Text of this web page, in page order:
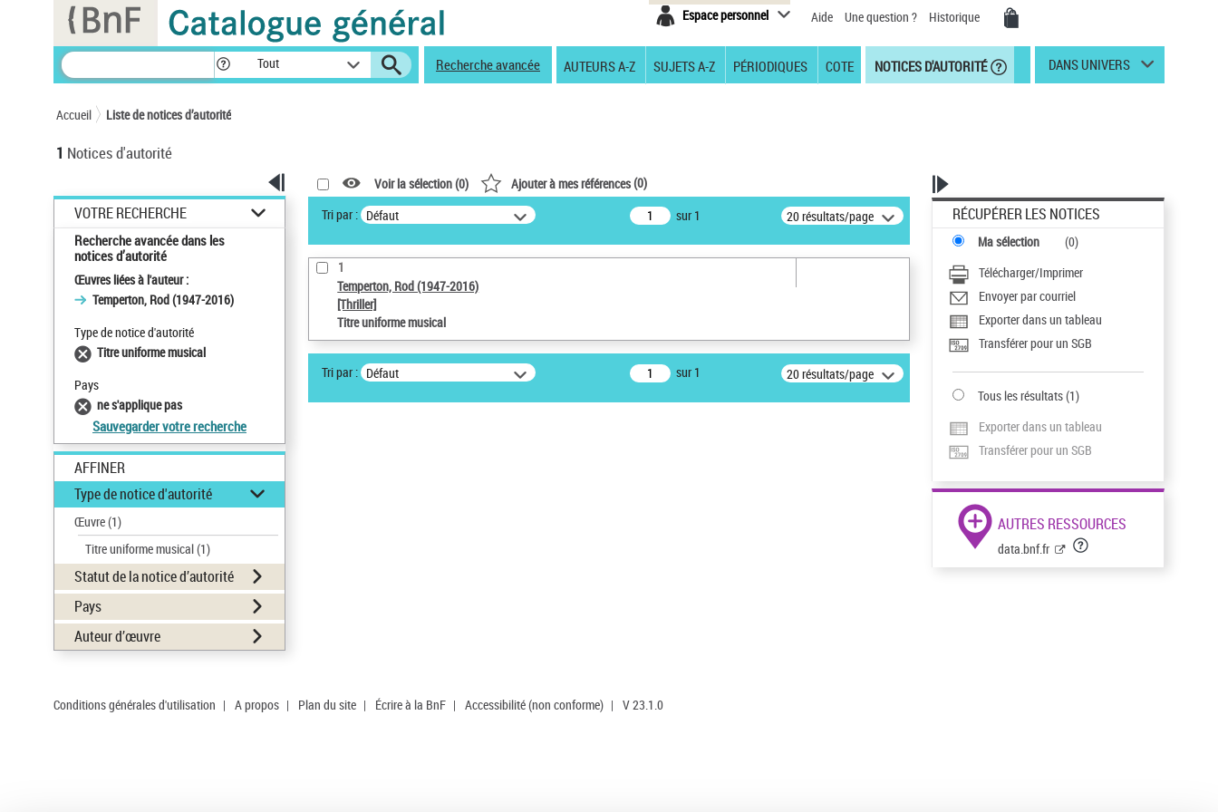
Espace personnel Aide Une question ? Historique
Tout Recherche avancée AUTEURS A-Z SUJETS A-Z PÉRIODIQUES COTE NOTICES D'AUTORITÉ DANS UNIVERS
Accueil Liste de notices d’autorité
1 Notices d'autorité
VOTRE RECHERCHE
Recherche avancée dans les
notices d’autorité
Œuvres liées à l'auteur :
Temperton, Rod (1947-2016)
Type de notice d'autorité
Titre uniforme musical
Pays
ne s'applique pas
Sauvegarder votre recherche
AFFINER
Type de notice d'autorité
Œuvre(1)
Titre uniforme musical(1)
Statut de la notice d’autorité
Pays
Auteur d’œuvre
Voir la sélection (0) Ajouter à mes références(0)
Tri par : Défaut sur 1 20 résultats/page
1
Temperton, Rod (1947-2016)
[Thriller]
Titre uniforme musical
Tri par : Défaut sur 1 20 résultats/page
RÉCUPÉRER LES NOTICES
Ma sélection (0)
Télécharger/Imprimer
Envoyer par courriel
Exporter dans un tableau
Transférer pour un SGB
Tous les résultats(1)
Exporter dans un tableau
Transférer pour un SGB
AUTRES RESSOURCES
data.bnf.fr
Conditions générales d'utilisation | A propos | Plan du site | Écrire à la BnF | Accessibilité (non conforme) | V 23.1.0
Panneau de gestion des cookies